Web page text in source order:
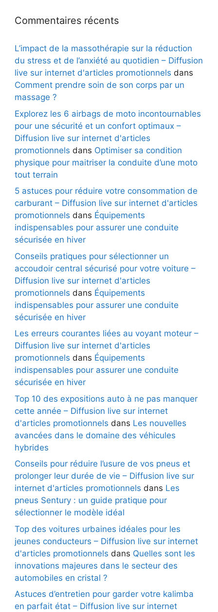
Commentaires récents
L’impact de la massothérapie sur la réduction
du stress et de l’anxiété au quotidien – Diffusion
live sur internet d'articles promotionnels dans
Comment prendre soin de son corps par un
massage ?
Explorez les 6 airbags de moto incontournables
pour une sécurité et un confort optimaux –
Diffusion live sur internet d'articles
promotionnels dans Optimiser sa condition
physique pour maitriser la conduite d’une moto
tout terrain
5 astuces pour réduire votre consommation de
carburant – Diffusion live sur internet d'articles
promotionnels dans Équipements
indispensables pour assurer une conduite
sécurisée en hiver
Conseils pratiques pour sélectionner un
accoudoir central sécurisé pour votre voiture –
Diffusion live sur internet d'articles
promotionnels dans Équipements
indispensables pour assurer une conduite
sécurisée en hiver
Les erreurs courantes liées au voyant moteur –
Diffusion live sur internet d'articles
promotionnels dans Équipements
indispensables pour assurer une conduite
sécurisée en hiver
Top 10 des expositions auto à ne pas manquer
cette année – Diffusion live sur internet
d'articles promotionnels dans Les nouvelles
avancées dans le domaine des véhicules
hybrides
Conseils pour réduire l’usure de vos pneus et
prolonger leur durée de vie – Diffusion live sur
internet d'articles promotionnels dans Les
pneus Sentury : un guide pratique pour
sélectionner le modèle idéal
Top des voitures urbaines idéales pour les
jeunes conducteurs – Diffusion live sur internet
d'articles promotionnels dans Quelles sont les
innovations majeures dans le secteur des
automobiles en cristal ?
Astuces d’entretien pour garder votre kalimba
en parfait état – Diffusion live sur internet